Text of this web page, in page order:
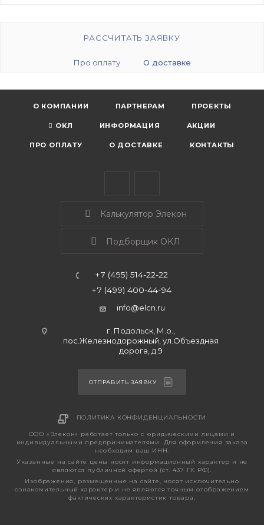
РАССЧИТАТЬ ЗАЯВКУ
Про оплату О доставке
О КОМПАНИИ ПАРТНЕРАМ ПРОЕКТЫ
ОКЛ ИНФОРМАЦИЯ АКЦИИ
ПРО ОПЛАТУ О ДОСТАВКЕ КОНТАКТЫ
Калькулятор Элекон
Подборщик ОКЛ
+7 (495) 514-22-22
+7 (499) 400-44-94
info@elcn.ru
г. Подольск, М.о.,
пос.Железнодорожный, ул.Объездная
дорога, д.9
ОТПРАВИТЬ ЗАЯВКУ
ПОЛИТИКА КОНФИДЕНЦИАЛЬНОСТИ
ООО «Элекон» работает только с юридическими лицами и
индивидуальными предпринимателями. Для оформления заказа
необходим ваш ИНН.
Указанные на сайте цены носят информационный характер и не
являются публичной офертой (ст. 437 ГК РФ).
Изображения, размещенные на сайте, носят исключительно
ознакомительный характер и не являются точным отображением
фактических характеристик товара.